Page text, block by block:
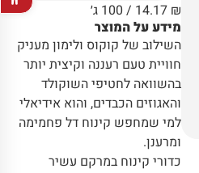
14.17 ₪
/ 100 ג׳
מידע על המוצר
השילוב של קוקוס ולימון מעניק
חוויית טעם רעננה וקיצית יותר
בהשוואה לחטיפי השוקולד
והאגוזים הכבדים, והוא אידיאלי
למי שמחפש קינוח דל פחמימה
ומרענן.
כדורי קינוח במרקם עשיר